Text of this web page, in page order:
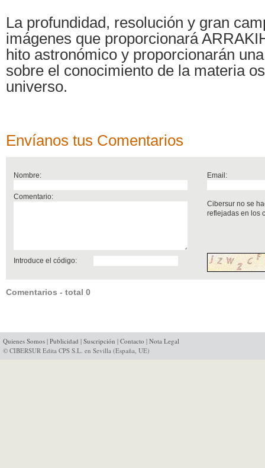
La profundidad, resolución y gran
imágenes que proporcionará
hito astronómico y proporcionarán
sobre el conocimiento de la materia
universo.
Envíanos tus Comentarios
Nombre: Email:
Comentario:
Cibersur no se
reflejadas en los
Introduce el código:
Comentarios - total 0
Quienes Somos | Publicidad | Suscripción | Contacto | Nota Legal
© CIBERSUR Edita CPS S.L. en Sevilla (España, UE)